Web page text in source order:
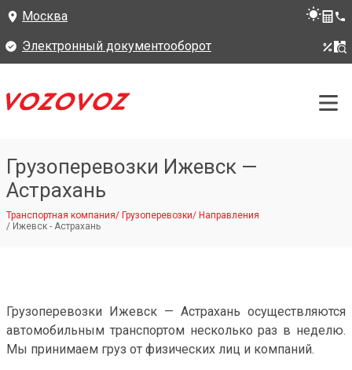
Москва
Электронный документооборот
Грузоперевозки Ижевск —
Астрахань
Транспортная компания/ Грузоперевозки/ Направления
/ Ижевск - Астрахань
Грузоперевозки Ижевск — Астрахань осуществляются
автомобильным транспортом несколько раз в неделю.
Мы принимаем груз от физических лиц и компаний.